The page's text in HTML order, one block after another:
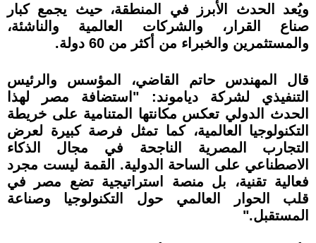
ويُعد الحدث الأبرز في المنطقة، حيث يجمع كبار
صناع القرار، والشركات العالمية والناشئة،
والمستثمرين والخبراء من أكثر من 60 دولة.
قال المهندس حاتم القاضي، المؤسس والرئيس
التنفيذي لشركة دياموند: "استضافة مصر لهذا
الحدث الدولي تعكس مكانتها المتنامية على خريطة
التكنولوجيا العالمية، كما تمثل فرصة كبيرة لعرض
التجارب المصرية الناجحة في مجال الذكاء
الاصطناعي على الساحة الدولية. القمة ليست مجرد
فعالية تقنية، بل منصة استراتيجية تضع مصر في
قلب الحوار العالمي حول التكنولوجيا وصناعة
المستقبل."